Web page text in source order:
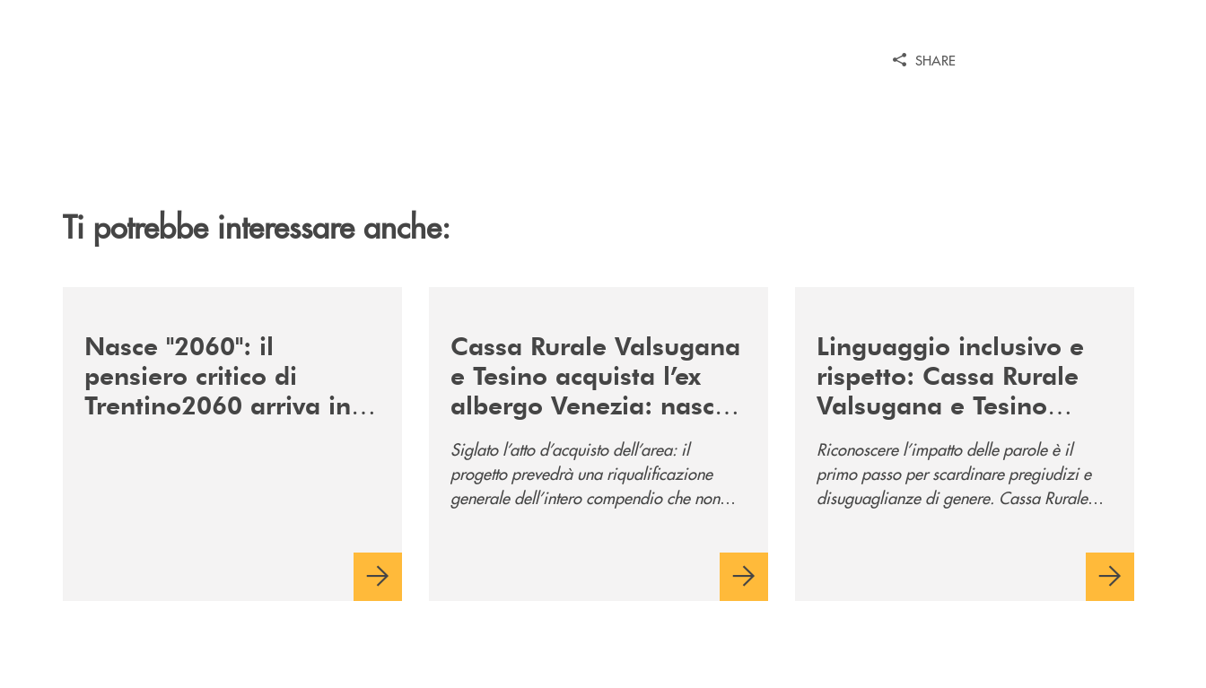
SHARE
Ti potrebbe interessare anche:
Nasce "2060": il
pensiero critico di
Trentino2060 arriva in
Cassa Rurale Valsugana
e Tesino acquista l’ex
albergo Venezia: nasce
il nuovo polo
direzionale della banca
e al servizio della
Siglato l’atto d’acquisto dell’area: il
progetto prevedrà una riqualificazione
generale dell’intero compendio che non
Linguaggio inclusivo e
rispetto: Cassa Rurale
Valsugana e Tesino
promuove la campagna
“Tolleranza Zero”
Riconoscere l’impatto delle parole è il
primo passo per scardinare pregiudizi e
disuguaglianze di genere. Cassa Rurale
valori e influenzi direttamente la comunità